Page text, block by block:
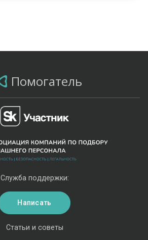
Помогатель
Статьи и советы
Служба поддержки:
Написать